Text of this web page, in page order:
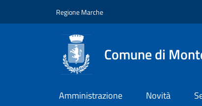
Regione Marche
Comune di
Amministrazione Novità